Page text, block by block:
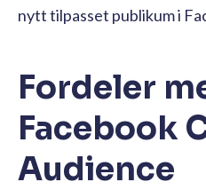
nytt tilpasset publikum i
Fordeler
Facebook
Audience